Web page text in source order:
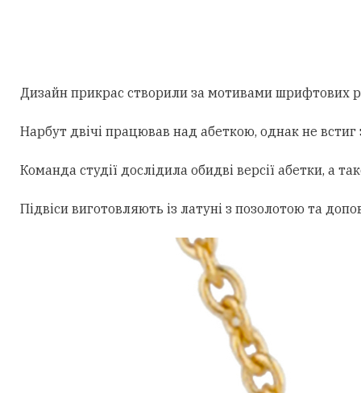
Дизайн прикрас створили за мотивами шрифтових
Нарбут двічі працював над абеткою, однак не
Команда студії дослідила обидві версії абетки, а
Підвіси виготовляють із латуні з позолотою та